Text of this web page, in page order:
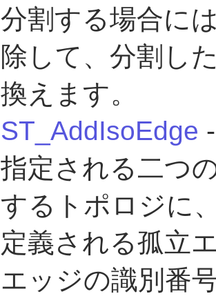
分割する場合に
除して、分割し
換えます。
ST_AddIsoEdge
指定される二つ
するトポロジに
定義される孤立
エッジの識別番